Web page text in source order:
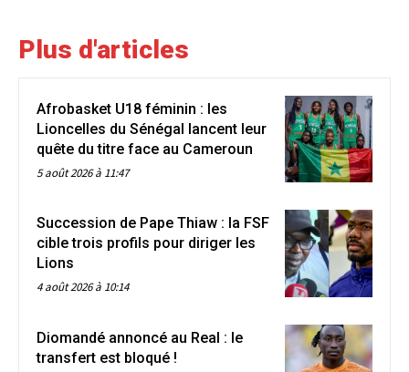
Plus d'articles
Afrobasket U18 féminin : les
Lioncelles du Sénégal lancent leur
quête du titre face au Cameroun
5 août 2026 à 11:47
Succession de Pape Thiaw : la FSF
cible trois profils pour diriger les
Lions
4 août 2026 à 10:14
Diomandé annoncé au Real : le
transfert est bloqué !